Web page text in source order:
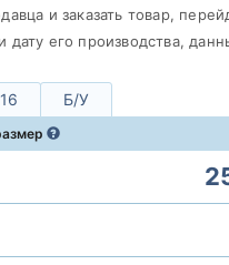
и заказать товар,
дату его производства,
Б/У